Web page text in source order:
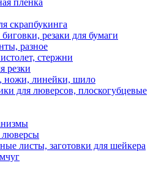
скрапбукинга
резаки для бумаги
разное
стержни
резки
линейки, шило
для люверсов, плоскогубцевые
люверсы
листы, заготовки для шейкера